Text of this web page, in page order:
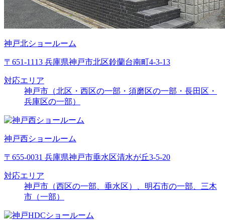
神戸北ショールーム
〒651-1113 兵庫県神戸市北区鈴蘭台南町4-3-13
対応エリア
神戸市（北区・西区の一部・須磨区の一部・長田区・
兵庫区の一部）
神戸西ショールーム
〒655-0031 兵庫県神戸市垂水区清水が丘3-5-20
対応エリア
神戸市（西区の一部、垂水区）、明石市の一部、三木
市（一部）